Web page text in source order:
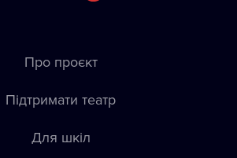
Про проєкт
Підтримати театр
Для шкіл